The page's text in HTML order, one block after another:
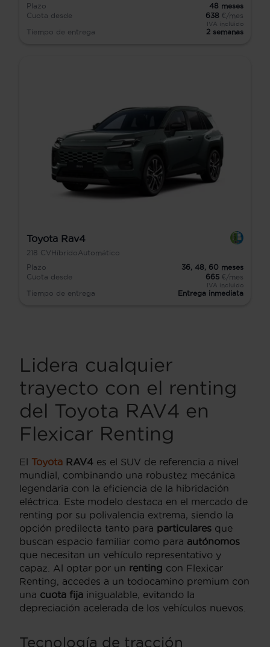
Plazo
48 meses
Cuota desde
638 €/mes
IVA incluido
Tiempo de entrega 2 semanas
Toyota Rav4
218 CVHíbridoAutomático
Plazo
36, 48, 60 meses
Cuota desde
665 €/mes
IVA incluido
Tiempo de entrega Entrega inmediata
Lidera cualquier
trayecto con el renting
del Toyota RAV4 en
Flexicar Renting
El Toyota RAV4 es el SUV de referencia a nivel
mundial, combinando una robustez mecánica
legendaria con la eficiencia de la hibridación
eléctrica. Este modelo destaca en el mercado de
renting por su polivalencia extrema, siendo la
opción predilecta tanto para particulares que
buscan espacio familiar como para autónomos
que necesitan un vehículo representativo y
capaz. Al optar por un renting con Flexicar
Renting, accedes a un todocamino premium con
una cuota fija inigualable, evitando la
depreciación acelerada de los vehículos nuevos.
Tecnología de tracción